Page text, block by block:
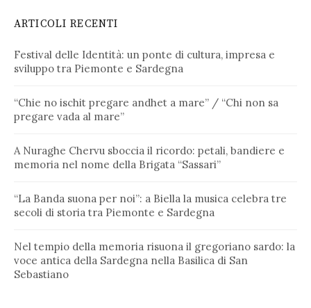
ARTICOLI RECENTI
Festival delle Identità: un ponte di cultura, impresa e
sviluppo tra Piemonte e Sardegna
“Chie no ischit pregare andhet a mare” / “Chi non sa
pregare vada al mare”
A Nuraghe Chervu sboccia il ricordo: petali, bandiere e
memoria nel nome della Brigata “Sassari”
“La Banda suona per noi”: a Biella la musica celebra tre
secoli di storia tra Piemonte e Sardegna
Nel tempio della memoria risuona il gregoriano sardo: la
voce antica della Sardegna nella Basilica di San
Sebastiano